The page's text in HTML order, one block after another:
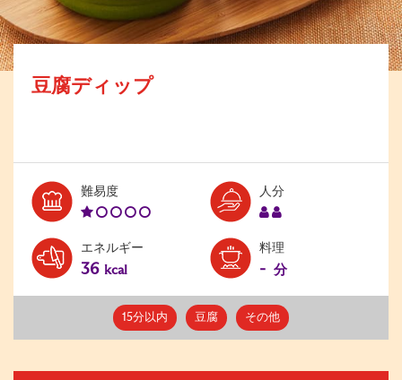
豆腐ディップ
難易度Level:
人分Serves:
エネルギー
36 kcal
料理
- 分
15分以内 豆腐 その他